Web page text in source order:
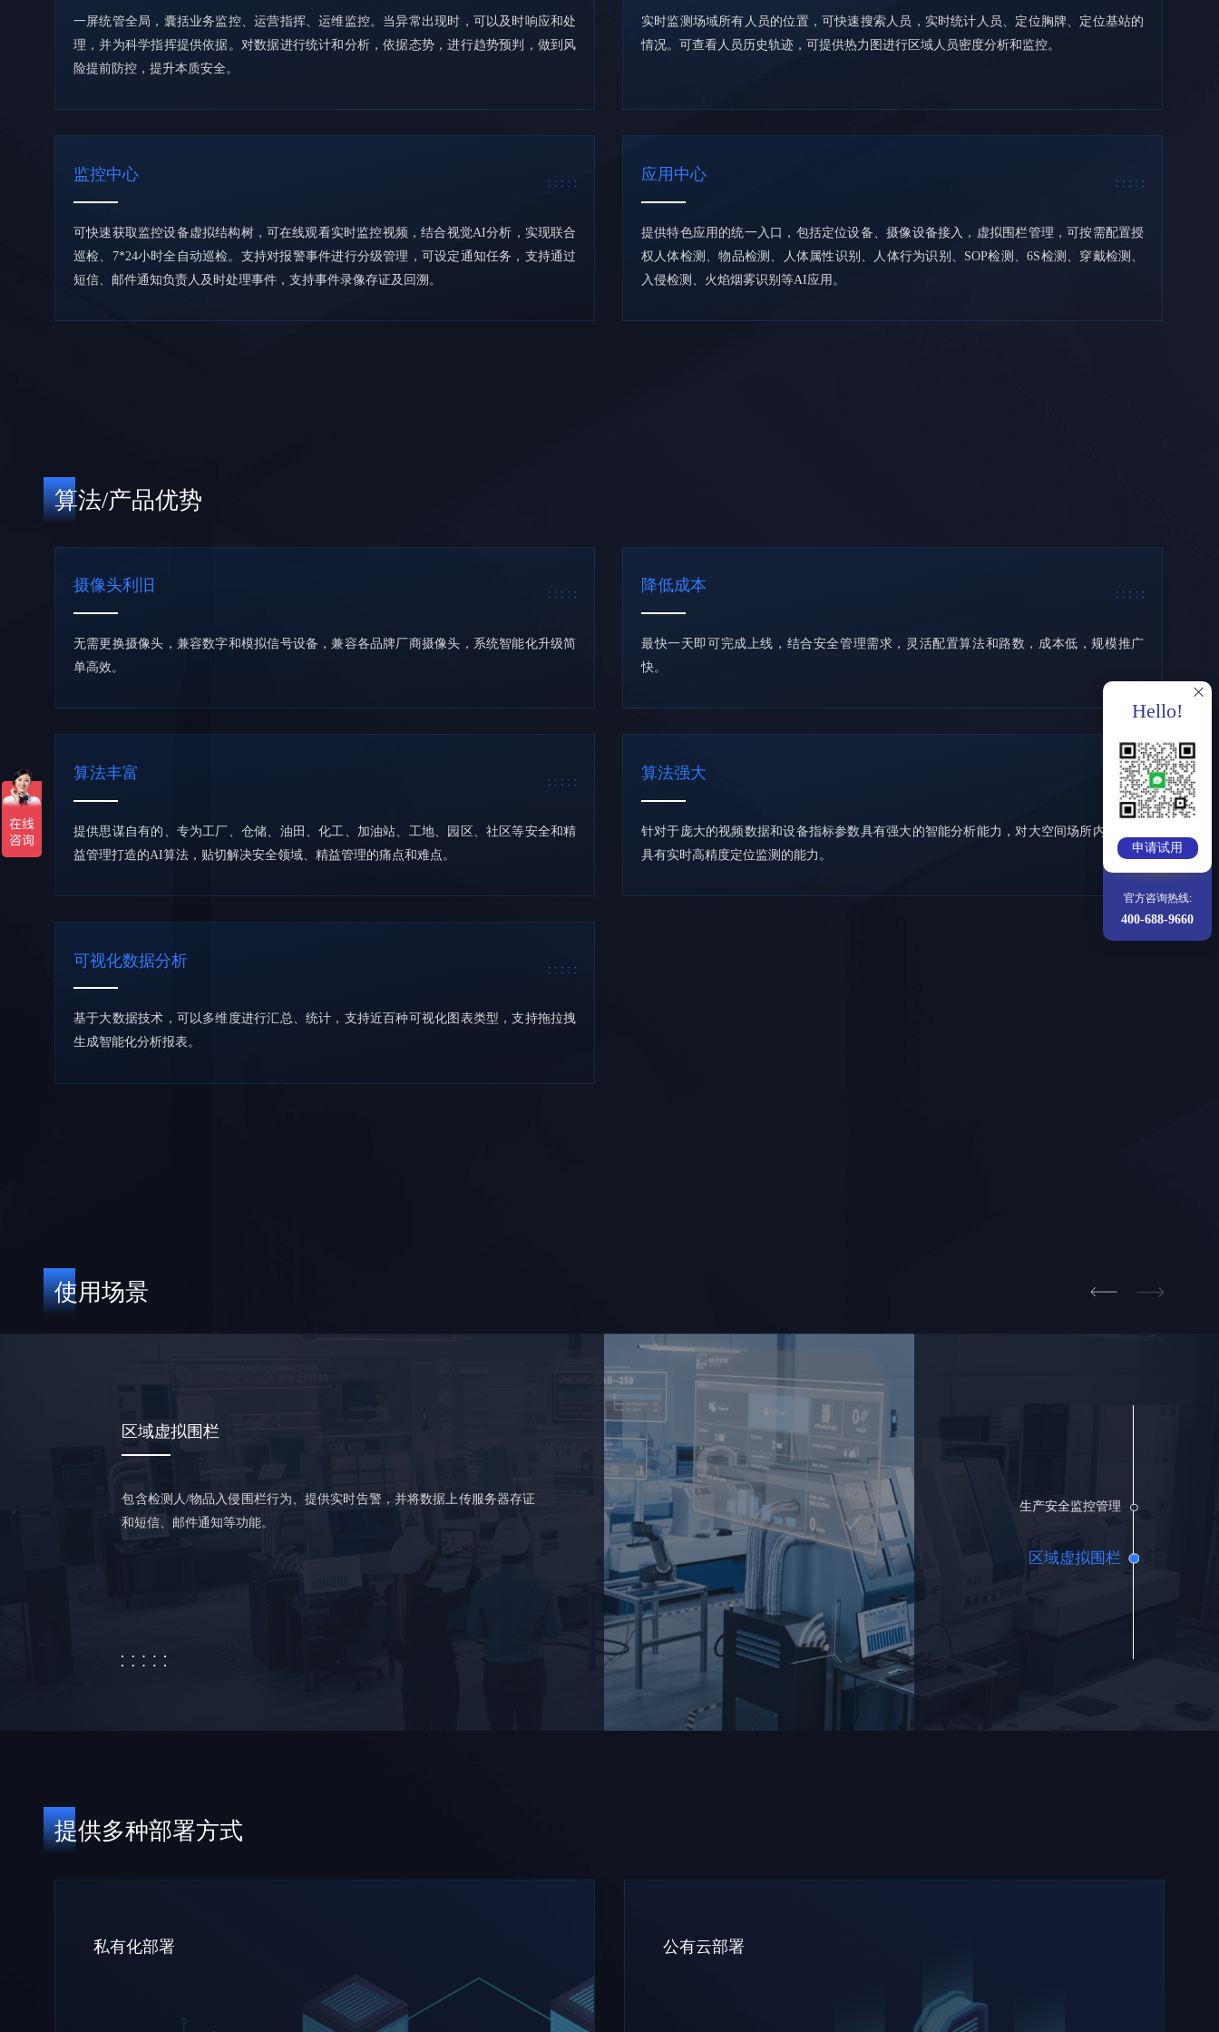
Hello!
申请试用
官方咨询热线:
400-688-9660
一屏统管全局，囊括业务监控、运营指挥、运维监控。当异常出现时，可以及时响应和处
理，并为科学指挥提供依据。对数据进行统计和分析，依据态势，进行趋势预判，做到风
险提前防控，提升本质安全。
实时监测场域所有人员的位置，可快速搜索人员，实时统计人员、定位胸牌、定位基站的
情况。可查看人员历史轨迹，可提供热力图进行区域人员密度分析和监控。
监控中心
可快速获取监控设备虚拟结构树，可在线观看实时监控视频，结合视觉AI分析，实现联合
巡检、7*24小时全自动巡检。支持对报警事件进行分级管理，可设定通知任务，支持通过
短信、邮件通知负责人及时处理事件，支持事件录像存证及回溯。
应用中心
提供特色应用的统一入口，包括定位设备、摄像设备接入，虚拟围栏管理，可按需配置授
权人体检测、物品检测、人体属性识别、人体行为识别、SOP检测、6S检测、穿戴检测、
入侵检测、火焰烟雾识别等AI应用。
算法/产品优势
摄像头利旧
无需更换摄像头，兼容数字和模拟信号设备，兼容各品牌厂商摄像头，系统智能化升级简
单高效。
降低成本
最快一天即可完成上线，结合安全管理需求，灵活配置算法和路数，成本低，规模推广
快。
算法丰富
提供思谋自有的、专为工厂、仓储、油田、化工、加油站、工地、园区、社区等安全和精
益管理打造的AI算法，贴切解决安全领域、精益管理的痛点和难点。
算法强大
针对于庞大的视频数据和设备指标参数具有强大的智能分析能力，对大空间场所内多目标
具有实时高精度定位监测的能力。
可视化数据分析
基于大数据技术，可以多维度进行汇总、统计，支持近百种可视化图表类型，支持拖拉拽
生成智能化分析报表。
使用场景
区域虚拟围栏
包含检测人/物品入侵围栏行为、提供实时告警，并将数据上传服务器存证
和短信、邮件通知等功能。
生产安全监控管理
区域虚拟围栏
提供多种部署方式
私有化部署 公有云部署